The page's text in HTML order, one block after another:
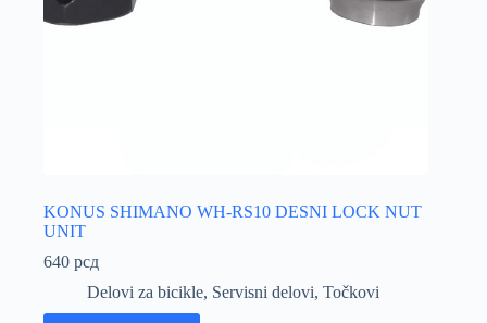
KONUS SHIMANO WH-RS10 DESNI LOCK NUT
UNIT
640 рсд
Delovi za bicikle, Servisni delovi, Točkovi